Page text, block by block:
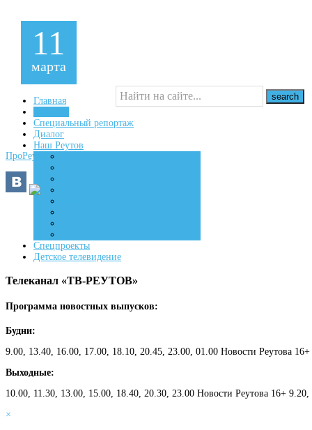
16+
ПроРеутов
Главная
Специальный репортаж
Диалог
Наш Реутов
Спецпроекты
Детское телевидение
Телеканал «ТВ-РЕУТОВ»
Программа новостных выпусков:
Будни:
9.00, 13.40, 16.00, 17.00, 18.10, 20.45, 23.00, 01.00 Новости Реутова
Выходные:
10.00, 11.30, 13.00, 15.00, 18.40, 20.30, 23.00 Новости Реутова 16+
×
11
марта